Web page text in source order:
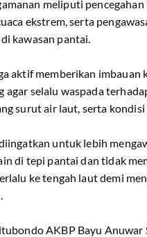
meliputi
ekstrem, serta
kawasan pantai.
aktif memberikan imbauan
agar selalu waspada
surut air laut, serta
untuk lebih
di tepi pantai dan tidak
ke tengah laut demi
AKBP Bayu Anuwar